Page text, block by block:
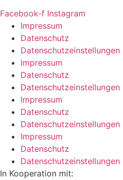
Facebook-f Instagram
Impressum
Datenschutz
Datenschutzeinstellungen
Impressum
Datenschutz
Datenschutzeinstellungen
Impressum
Datenschutz
Datenschutzeinstellungen
Impressum
Datenschutz
Datenschutzeinstellungen
In Kooperation mit: